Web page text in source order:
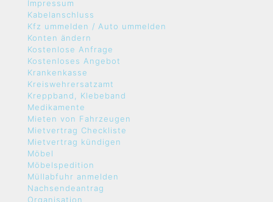
Impressum
Kabelanschluss
Kfz ummelden / Auto ummelden
Konten ändern
Kostenlose Anfrage
Kostenloses Angebot
Krankenkasse
Kreiswehrersatzamt
Kreppband, Klebeband
Medikamente
Mieten von Fahrzeugen
Mietvertrag Checkliste
Mietvertrag kündigen
Möbel
Möbelspedition
Müllabfuhr anmelden
Nachsendeantrag
Organisation